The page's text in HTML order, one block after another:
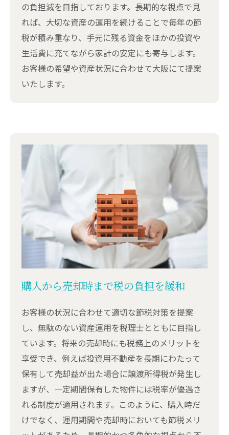
の負担減を目指しております。長期的な視点で見
れば、大切な資産の運用を続けることで毎年の節
税が積み重なり、手元に残る資金をほかの投資や
生活費に充てながら家計の安定にも寄与します。
お客様の希望や資産状況に合わせて大阪にて提案
いたします。
購入から売却時まで税の負担を緩和
お客様の状況に合わせて適切な節税対策を提案
し、無駄のない資産運用を税理士とともに目指し
ています。将来の売却時にも税務上のメリットを
享受でき、例えば投資用不動産を長期にわたって
保有して売却益が出た場合に譲渡所得税が発生し
ますが、一定期間保有した物件には税率が優遇さ
れる制度が適用されます。このように、購入時だ
けでなく、運用期間や売却時においても節税メリ